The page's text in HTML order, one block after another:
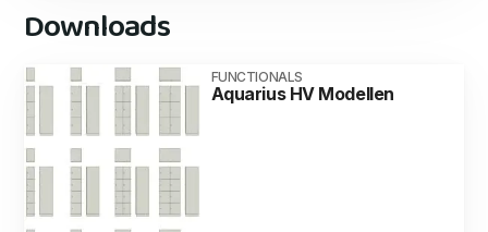
Downloads
FUNCTIONALS
Aquarius HV Modellen